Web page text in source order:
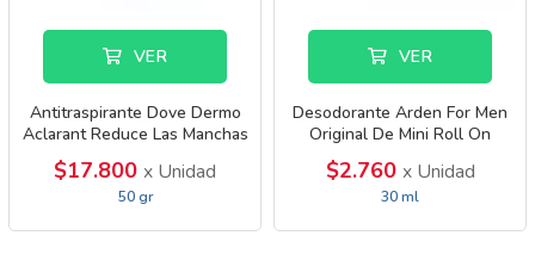
VER
Antitraspirante Dove Dermo
Aclarant Reduce Las Manchas
$17.800 x Unidad
50 gr
VER
Desodorante Arden For Men
Original De Mini Roll On
$2.760 x Unidad
30 ml